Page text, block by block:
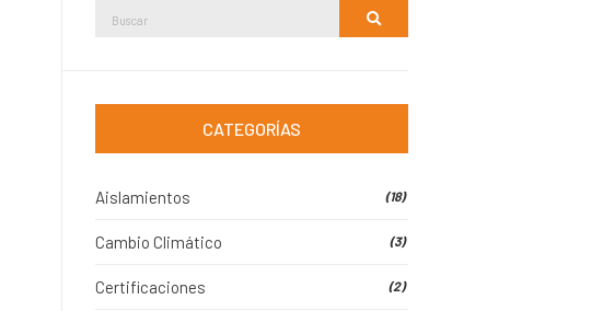
Buscar: Buscar
CATEGORÍAS
Aislamientos (18)
Cambio Climático (3)
Certificaciones (2)